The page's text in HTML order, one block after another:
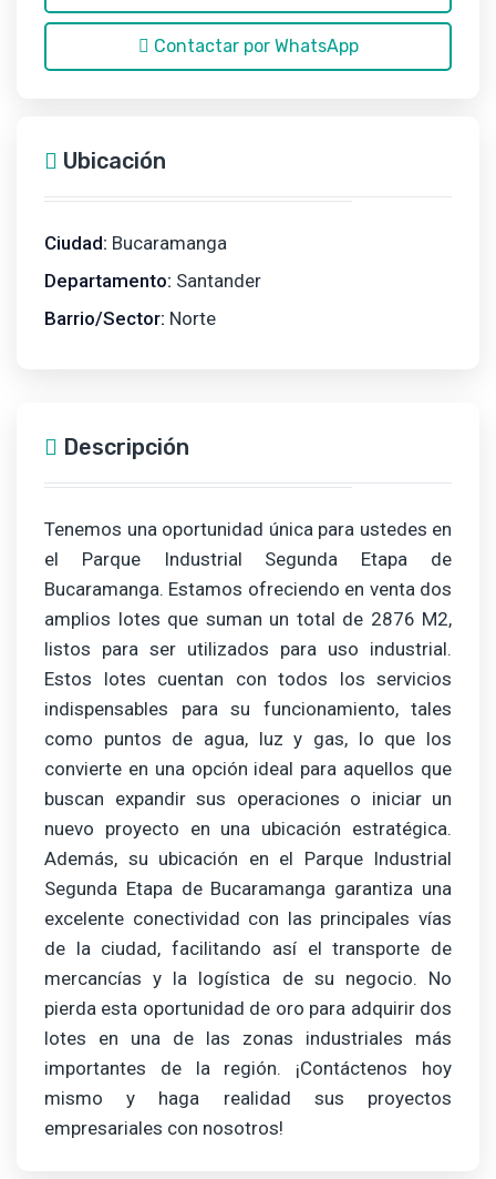
Contactar por WhatsApp
Ubicación
Ciudad: Bucaramanga
Departamento: Santander
Barrio/Sector: Norte
Descripción
Tenemos una oportunidad única para ustedes en
el Parque Industrial Segunda Etapa de
Bucaramanga. Estamos ofreciendo en venta dos
amplios lotes que suman un total de 2876 M2,
listos para ser utilizados para uso industrial.
Estos lotes cuentan con todos los servicios
indispensables para su funcionamiento, tales
como puntos de agua, luz y gas, lo que los
convierte en una opción ideal para aquellos que
buscan expandir sus operaciones o iniciar un
nuevo proyecto en una ubicación estratégica.
Además, su ubicación en el Parque Industrial
Segunda Etapa de Bucaramanga garantiza una
excelente conectividad con las principales vías
de la ciudad, facilitando así el transporte de
mercancías y la logística de su negocio. No
pierda esta oportunidad de oro para adquirir dos
lotes en una de las zonas industriales más
importantes de la región. ¡Contáctenos hoy
mismo y haga realidad sus proyectos
empresariales con nosotros!